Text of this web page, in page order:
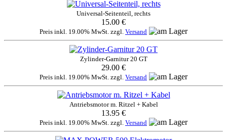
Universal-Seitenteil, rechts
15.00 €
Preis inkl. 19.00% MwSt. zzgl. Versand
Zylinder-Garnitur 20 GT
29.00 €
Preis inkl. 19.00% MwSt. zzgl. Versand
Antriebsmotor m. Ritzel + Kabel
13.95 €
Preis inkl. 19.00% MwSt. zzgl. Versand